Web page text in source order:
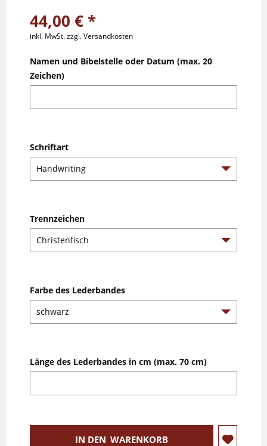
44,00 € *
inkl. MwSt.zzgl. Versandkosten
Namen und Bibelstelle oder Datum (max. 20
Zeichen)
Schriftart
Trennzeichen
Farbe des Lederbandes
Länge des Lederbandes in cm (max. 70 cm)
IN DEN WARENKORB